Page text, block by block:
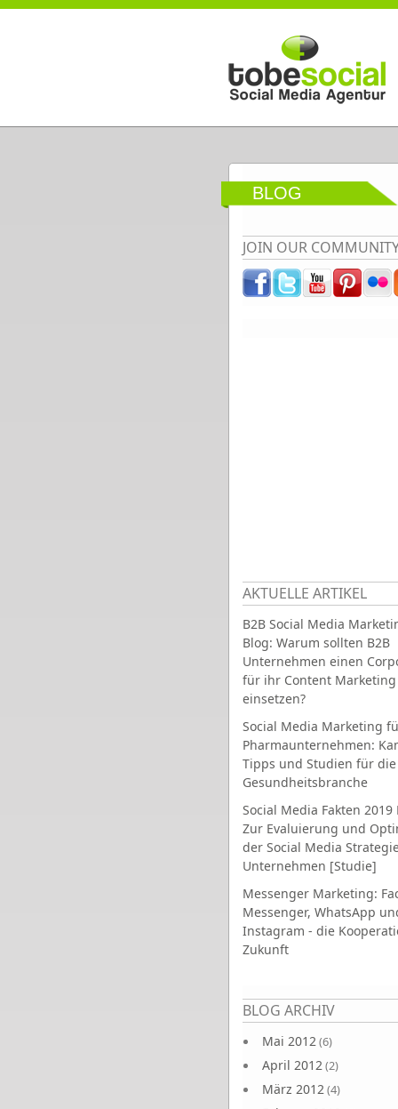
Direkt zum Inhalt
BLOG
JOIN OUR
AKTUELLE ARTIKEL
B2B Social Media
Blog: Warum sollten B2B
Unternehmen einen
für ihr Content Marketing
einsetzen?
Social Media Marketing
Pharmaunternehmen:
Tipps und Studien für die
Gesundheitsbranche
Social Media Fakten 2019
Zur Evaluierung und
der Social Media
Unternehmen [Studie]
Messenger Marketing:
Messenger, WhatsApp
Instagram - die
Zukunft
BLOG ARCHIV
Mai 2012(6)
April 2012(2)
März 2012(4)
Seiten